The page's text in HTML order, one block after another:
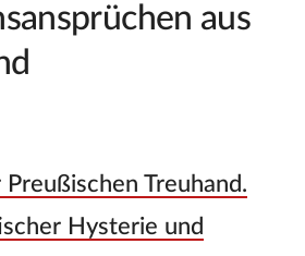
aus
Treuhand.
Hysterie und